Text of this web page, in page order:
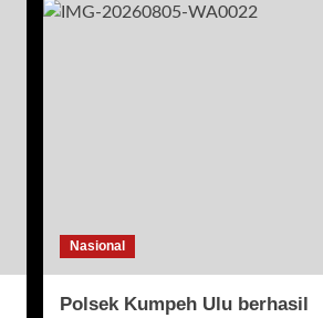
Nasional
Polsek Kumpeh Ulu berhasil